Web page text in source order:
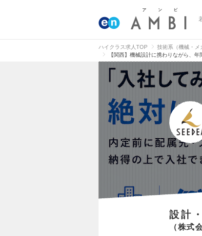
ハイクラス求人TOP 技術系（機械・メ
【関西】機械設計に携わりながら、
設計
株式